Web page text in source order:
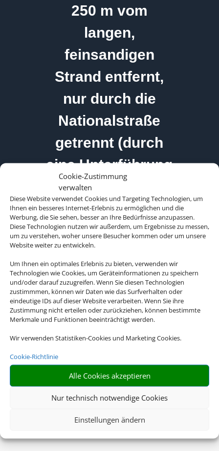
Cookie-Zustimmung
verwalten
Diese Website verwendet Cookies und Targeting Technologien, um
Ihnen ein besseres Internet-Erlebnis zu ermöglichen und die
Werbung, die Sie sehen, besser an Ihre Bedürfnisse anzupassen.
Diese Technologien nutzen wir außerdem, um Ergebnisse zu messen,
um zu verstehen, woher unsere Besucher kommen oder um unsere
Website weiter zu entwickeln.
Um Ihnen ein optimales Erlebnis zu bieten, verwenden wir
Technologien wie Cookies, um Geräteinformationen zu speichern
und/oder darauf zuzugreifen. Wenn Sie diesen Technologien
zustimmmen, können wir Daten wie das Surfverhalten oder
eindeutige IDs auf dieser Website verarbeiten. Wenn Sie ihre
Zustimmung nicht erteilen oder zurückziehen, können bestimmte
Merkmale und Funktionen beeinträchtigt werden.
Wir verwenden Statistiken-Cookies und Marketing Cookies.
Cookie-Richtlinie
Alle Cookies akzeptieren
Nur technisch notwendige Cookies
Einstellungen ändern
250 m vom
langen,
feinsandigen
Strand entfernt,
nur durch die
Nationalstraße
getrennt (durch
eine Unterführung
erreichbar).